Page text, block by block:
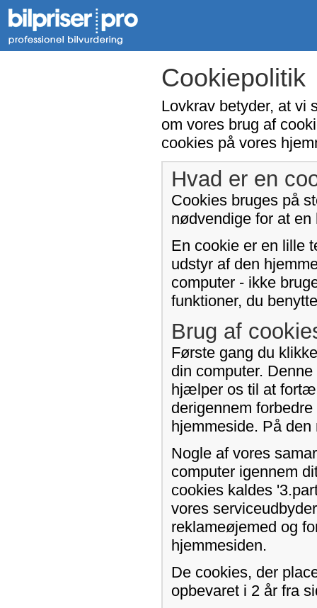
Cookiepolitik
Lovkrav betyder, at vi
om vores brug af
cookies på vores
Hvad er en
Cookies bruges på
nødvendige for at
En cookie er en lille
udstyr af den
computer - ikke
funktioner, du
Brug af
Første gang du
din computer.
hjælper os til at
derigennem
hjemmeside. På
Nogle af vores
computer igennem
cookies kaldes
vores
reklameøjemed og
hjemmesiden.
De cookies, der
opbevaret i 2 år fra